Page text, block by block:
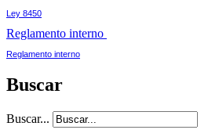
Ley 8450
Reglamento interno
Reglamento interno
Buscar
Buscar...